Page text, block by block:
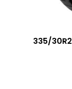
335/